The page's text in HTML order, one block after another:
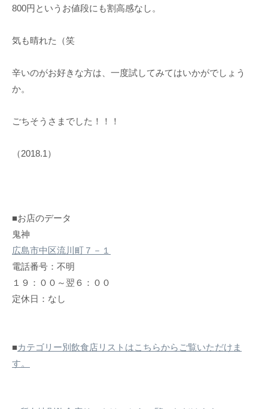
800円というお値段にも割高感なし。
気も晴れた（笑
辛いのがお好きな方は、一度試してみてはいかがでしょう
か。
ごちそうさまでした！！！
（2018.1）
■お店のデータ
鬼神
広島市中区流川町７－１
電話番号：不明
１９：００～翌６：００
定休日：なし
■カテゴリー別飲食店リストはこちらからご覧いただけま
す。